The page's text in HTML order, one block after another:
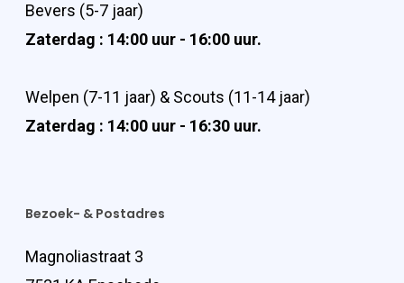
Bevers (5-7 jaar)
Zaterdag : 14:00 uur - 16:00 uur.
Welpen (7-11 jaar) & Scouts (11-14 jaar)
Zaterdag : 14:00 uur - 16:30 uur.
Bezoek- & Postadres
Magnoliastraat 3